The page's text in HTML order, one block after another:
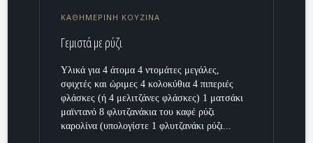
ΚΑΘΗΜΕΡΙΝΗ ΚΟΥΖΙΝΑ
Γεμιστά με ρύζι
Υλικά για 4 άτομα 4 ντομάτες μεγάλες,
σφιχτές και ώριμες 4 κολοκύθια 4 πιπεριές
φλάσκες (ή 4 μελιτζάνες φλάσκες) 1 ματσάκι
μαϊντανό 8 φλυτζανάκια του καφέ ρύζι
καρολίνα (υπολογίστε 1 φλυτζανάκι ρύζι...